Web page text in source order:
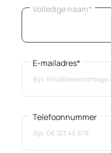
Volledige naam*
E-mailadres*
Telefoonnummer